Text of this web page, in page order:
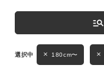
manage_search
180cm〜